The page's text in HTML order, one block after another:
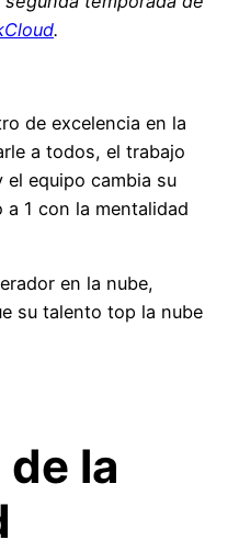
d.
de excelencia en la
a todos, el trabajo
el equipo cambia su
a 1 con la mentalidad
en la nube,
su talento top la nube
la